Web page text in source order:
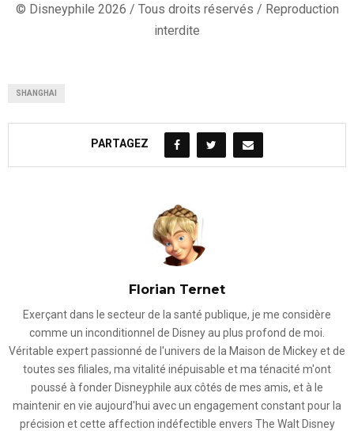
© Disneyphile 2026 / Tous droits réservés / Reproduction
interdite
SHANGHAI
PARTAGEZ
Florian Ternet
Exerçant dans le secteur de la santé publique, je me considère
comme un inconditionnel de Disney au plus profond de moi.
Véritable expert passionné de l'univers de la Maison de Mickey et de
toutes ses filiales, ma vitalité inépuisable et ma ténacité m'ont
poussé à fonder Disneyphile aux côtés de mes amis, et à le
maintenir en vie aujourd'hui avec un engagement constant pour la
précision et cette affection indéfectible envers The Walt Disney